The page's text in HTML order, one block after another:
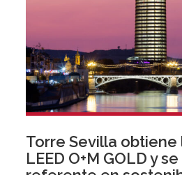
Torre Sevilla
LEED O+M GOLD y